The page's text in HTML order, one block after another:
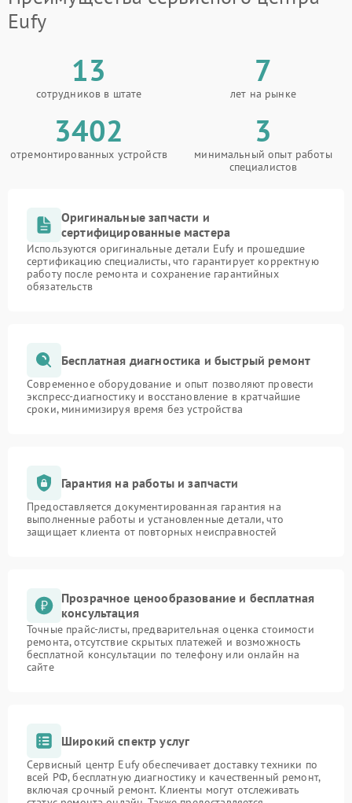
Eufy
13
сотрудников в штате
7
лет на рынке
3402
отремонтированных устройств
3
минимальный опыт работы
специалистов
Оригинальные запчасти и
сертифицированные мастера
Используются оригинальные детали Eufy и прошедшие
сертификацию специалисты, что гарантирует корректную
работу после ремонта и сохранение гарантийных
обязательств
Бесплатная диагностика и быстрый ремонт
Современное оборудование и опыт позволяют провести
экспресс-диагностику и восстановление в кратчайшие
сроки, минимизируя время без устройства
Гарантия на работы и запчасти
Предоставляется документированная гарантия на
выполненные работы и установленные детали, что
защищает клиента от повторных неисправностей
Прозрачное ценообразование и бесплатная
консультация
Точные прайс-листы, предварительная оценка стоимости
ремонта, отсутствие скрытых платежей и возможность
бесплатной консультации по телефону или онлайн на
сайте
Широкий спектр услуг
Сервисный центр Eufy обеспечивает доставку техники по
всей РФ, бесплатную диагностику и качественный ремонт,
включая срочный ремонт. Клиенты могут отслеживать